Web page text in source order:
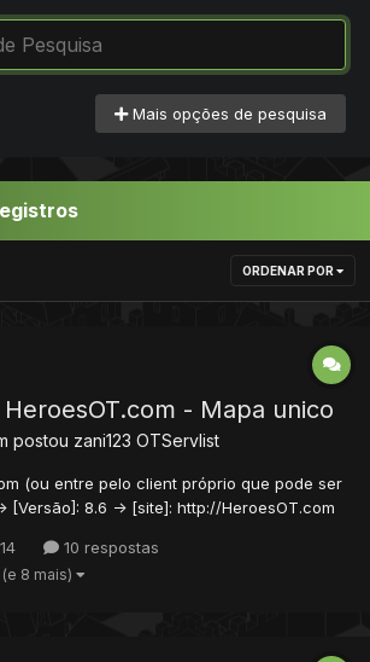
Mais opções de pesquisa
ORDENAR POR
HeroesOT.com - Mapa unico
postou zani123 OTServlist
(ou entre pelo client próprio que pode ser
[Versão]: 8.6 -> [site]: http://HeroesOT.com
diga: !spells -> Para comandos novos,
muitos monstros, m...
10 respostas
(e 8 mais)